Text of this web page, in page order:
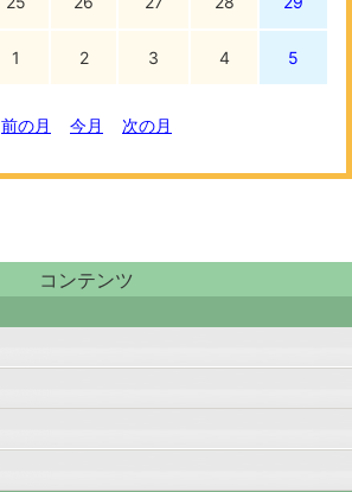
1 2 3 4 5
前の月 今月 次の月
コンテンツ